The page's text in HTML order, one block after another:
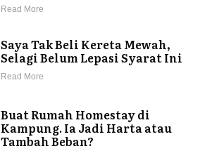
Read More
Saya Tak Beli Kereta Mewah,
Selagi Belum Lepasi Syarat Ini
Read More
Buat Rumah Homestay di
Kampung. Ia Jadi Harta atau
Tambah Beban?